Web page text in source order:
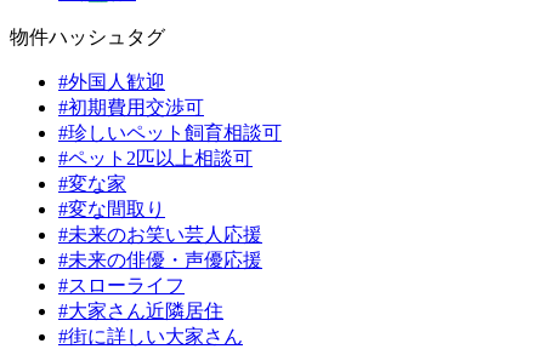
物件ハッシュタグ
#外国人歓迎
#初期費用交渉可
#珍しいペット飼育相談可
#ペット2匹以上相談可
#変な家
#変な間取り
#未来のお笑い芸人応援
#未来の俳優・声優応援
#スローライフ
#大家さん近隣居住
#街に詳しい大家さん